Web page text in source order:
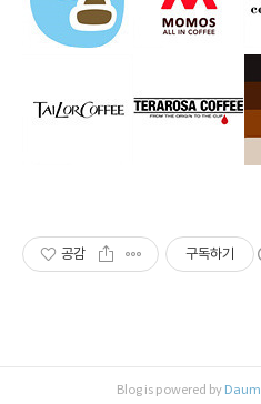
공감 구독하기
Blog is powered by Daum